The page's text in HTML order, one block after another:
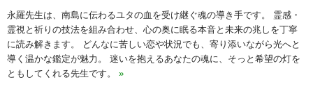
永羅先生は、南島に伝わるユタの血を受け継ぐ魂の導き手です。 霊感・
霊視と祈りの技法を組み合わせ、心の奥に眠る本音と未来の兆しを丁寧
に読み解きます。 どんなに苦しい恋や状況でも、寄り添いながら光へと
導く温かな鑑定が魅力。 迷いを抱えるあなたの魂に、そっと希望の灯を
ともしてくれる先生です。 »